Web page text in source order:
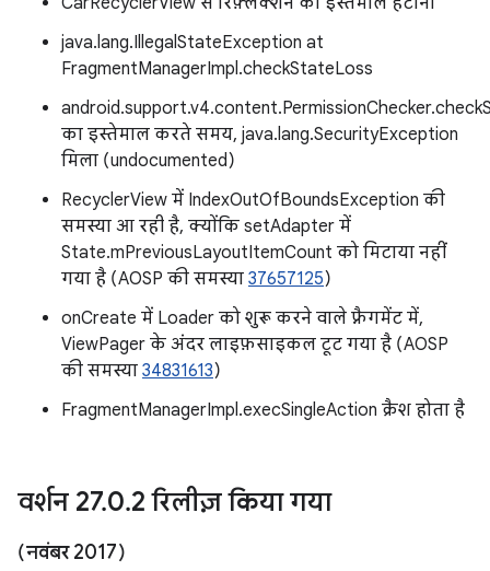
java.lang.IllegalStateException at
FragmentManagerImpl.checkStateLoss
का इस्तेमाल करते समय, java.lang.SecurityException
मिला (undocumented)
RecyclerView में IndexOutOfBoundsException की
समस्या आ रही है, क्योंकि setAdapter में
State.mPreviousLayoutItemCount को मिटाया नहीं
गया है (AOSP की समस्या 37657125)
onCreate में Loader को शुरू करने वाले फ़्रैगमेंट में,
ViewPager के अंदर लाइफ़साइकल टूट गया है (AOSP
की समस्या 34831613)
FragmentManagerImpl.execSingleAction क्रैश होता है
वर्शन 27.0.2 रिलीज़ किया गया
(नवंबर 2017)